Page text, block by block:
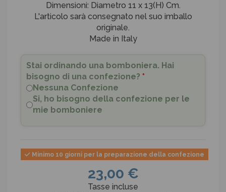
Dimensioni: Diametro 11 x 13(H) Cm.
L'articolo sarà consegnato nel suo imballo
originale.
Made in Italy
Stai ordinando una bomboniera. Hai
bisogno di una confezione? *
Nessuna Confezione
Si, ho bisogno della confezione per le
mie bomboniere
Minimo 10 giorni per la preparazione della confezione
23,00 €
Tasse incluse